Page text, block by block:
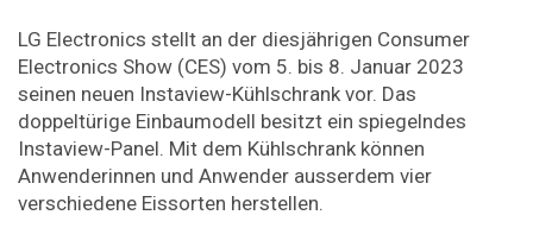
LG Electronics stellt an der diesjährigen Consumer
Electronics Show (CES) vom 5. bis 8. Januar 2023
seinen neuen Instaview-Kühlschrank vor. Das
doppeltürige Einbaumodell besitzt ein spiegelndes
Instaview-Panel. Mit dem Kühlschrank können
Anwenderinnen und Anwender ausserdem vier
verschiedene Eissorten herstellen.